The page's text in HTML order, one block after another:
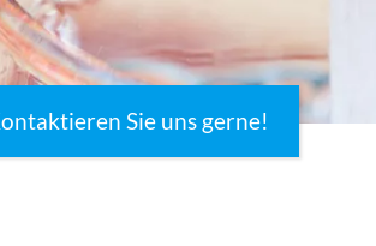
Sie uns gerne!